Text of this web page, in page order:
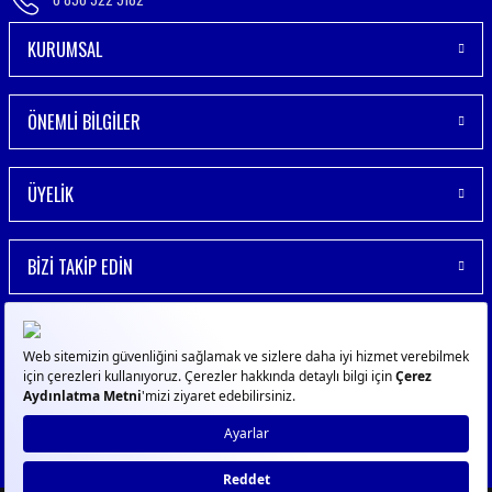
KURUMSAL
ÖNEMLİ BİLGİLER
ÜYELİK
BİZİ TAKİP EDİN